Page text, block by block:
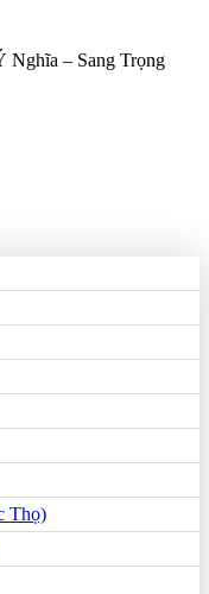
– Sang Trọng
Thọ)